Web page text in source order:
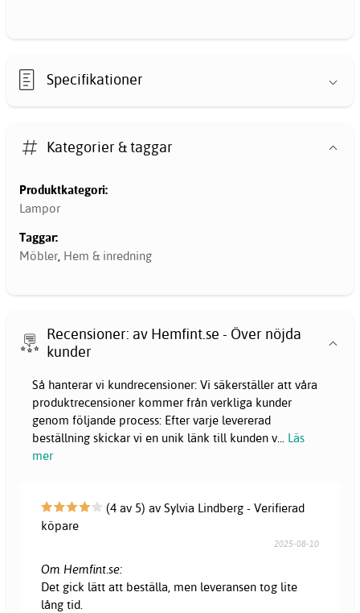
Specifikationer
Kategorier & taggar
Produktkategori:
Lampor
Taggar:
Möbler, Hem & inredning
Recensioner: av Hemfint.se - Över nöjda
kunder
Så hanterar vi kundrecensioner: Vi säkerställer att våra
produktrecensioner kommer från verkliga kunder
genom följande process: Efter varje levererad
beställning skickar vi en unik länk till kunden v... Läs
mer
(4 av 5) av Sylvia Lindberg - Verifierad
köpare
2025-08-10
Om Hemfint.se:
Det gick lätt att beställa, men leveransen tog lite
lång tid.